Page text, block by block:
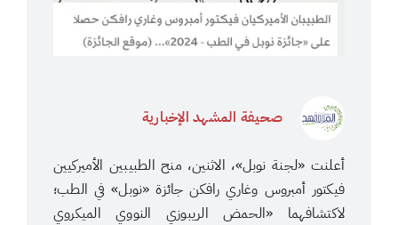
صحيفة المشهد الإخبارية
أعلنت «لجنة نوبل»، الاثنين، منح الطبيبين الأميركيين
فيكتور أمبروس وغاري رافكن جائزة «نوبل» في الطب؛
لاكتشافهما «الحمض الريبوزي النووي الميكروي